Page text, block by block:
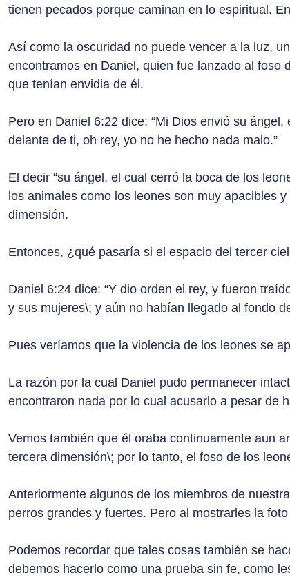
tienen pecados porque caminan en lo espiritual.
Así como la oscuridad no puede vencer a la luz,
encontramos en Daniel, quien fue lanzado al foso
que tenían envidia de él.
Pero en Daniel 6:22 dice: “Mi Dios envió su
delante de ti, oh rey, yo no he hecho nada malo.”
El decir “su ángel, el cual cerró la boca de los
los animales como los leones son muy apacibles
dimensión.
Entonces, ¿qué pasaría si el espacio del tercer
Daniel 6:24 dice: “Y dio orden el rey, y fueron
y sus mujeres\; y aún no habían llegado al fondo
Pues veríamos que la violencia de los leones se
La razón por la cual Daniel pudo permanecer
encontraron nada por lo cual acusarlo a pesar de
Vemos también que él oraba continuamente aun
tercera dimensión\; por lo tanto, el foso de los
Anteriormente algunos de los miembros de
perros grandes y fuertes. Pero al mostrarles la
Podemos recordar que tales cosas también se
debemos hacerlo como una prueba sin fe, como